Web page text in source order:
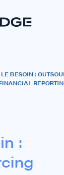
LE BESOIN :
: